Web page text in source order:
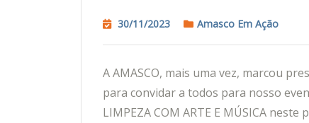
30/11/2023 Amasco Em Ação
A AMASCO, mais uma vez, marcou
para convidar a todos para nosso
LIMPEZA COM ARTE E MÚSICA